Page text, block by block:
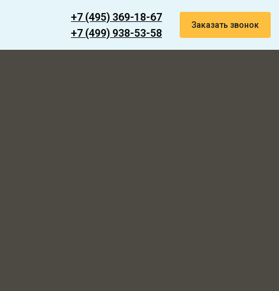
+7 (495) 369-18-67
+7 (499) 938-53-58
Заказать звонок